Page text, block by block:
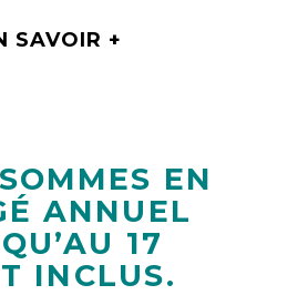
SAVOIR +
EN
ANNUEL
17
INCLUS.